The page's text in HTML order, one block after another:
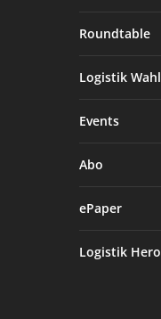
Roundtable
Logistik Wahl
Events
Abo
ePaper
Logistik Hero